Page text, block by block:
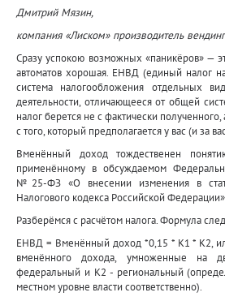
Дмитрий Мязин,
компания «Лиском» производитель
Сразу успокою возможных «паникёров» —
автоматов хорошая. ЕНВД (единый налог
система налогообложения отдельных
деятельности, отличающееся от общей
налог берется не с фактически
с того, который предполагается у вас (и за
Вменённый доход тождественен
применённому в обсуждаемом
№25-ФЗ «О внесении изменения в
Налогового кодекса Российской
Разберёмся с расчётом налога. Формула
ЕНВД = Вменённый доход *0,15 * К1 * К2,
вменённого дохода, умноженные на
федеральный и К2 - региональный
местном уровне власти соответственно).